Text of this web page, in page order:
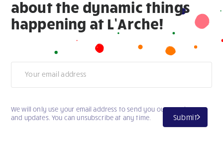
about the dynamic things
happening at L’Arche!
Submit
We will only use your email address to send you our newsletter
and updates. You can unsubscribe at any time.